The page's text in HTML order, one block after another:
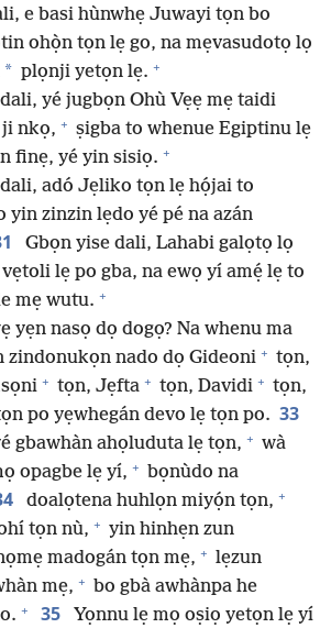
e basi hùnwhẹ Juwayi tọn bo
ohọ̀n tọn lẹ go, na mẹvasudotọ lọ
* plọnji yetọn lẹ. +
yé jugbọn Ohù Vẹẹ mẹ taidi
ji nkọ, + ṣigba to whenue Egiptinu lẹ
finẹ, yé yin sisiọ. +
adó Jẹliko tọn lẹ họ́jai to
yin zinzin lẹdo yé pé na azán
Gbọn yise dali, Lahabi galọtọ lọ
lẹ po gba, na ewọ yí amẹ́ lẹ to
mẹ wutu. +
yẹn nasọ dọ dogọ? Na whenu ma
zindonukọn nado dọ Gideoni + tọn,
+ tọn, Jẹfta + tọn, Davidi + tọn,
po yẹwhegán devo lẹ tọn po. 33
gbawhàn ahọluduta lẹ tọn, + wà
opagbe lẹ yí, + bọnùdo na
doalọtena huhlọn miyọ́n tọn, +
tọn nù, + yin hinhẹn zun
madogán tọn mẹ, + lẹzun
mẹ, + bo gbà awhànpa he
+ 35
Yọnnu lẹ mọ oṣiọ yetọn lẹ yí